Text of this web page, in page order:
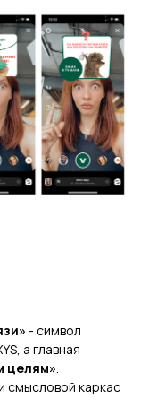
- символ
а главная
целям».
смысловой каркас